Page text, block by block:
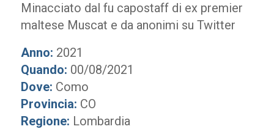
Minacciato dal fu capostaff di ex premier
maltese Muscat e da anonimi su Twitter
Anno: 2021
Quando: 00/08/2021
Dove: Como
Provincia: CO
Regione: Lombardia